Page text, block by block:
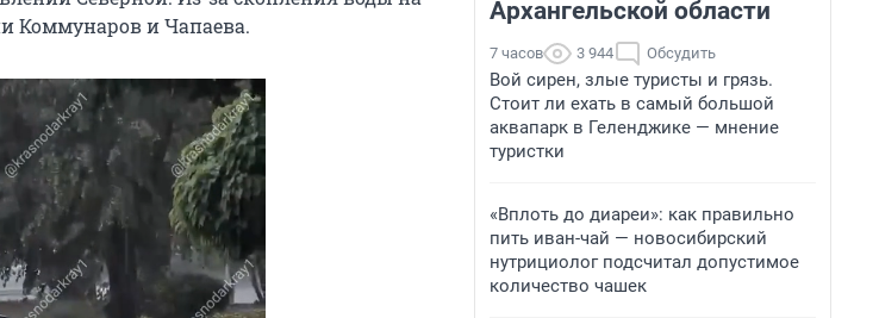
Коммунаров и Чапаева.
Архангельской области
7 часов 3 944 Обсудить
Вой сирен, злые туристы и грязь.
Стоит ли ехать в самый большой
аквапарк в Геленджике — мнение
туристки
«Вплоть до диареи»: как правильно
пить иван-чай — новосибирский
нутрициолог подсчитал допустимое
количество чашек